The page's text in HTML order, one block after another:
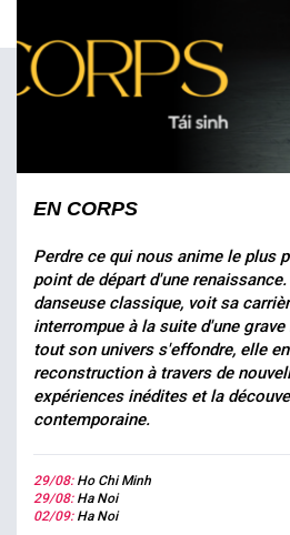
EN CORPS
Perdre ce qui nous anime le plus
point de départ d'une
danseuse classique, voit sa
interrompue à la suite d'une
tout son univers s'effondre, elle
reconstruction à travers de
expériences inédites et la
contemporaine.
29/08: Ho Chi Minh
29/08: Ha Noi
02/09: Ha Noi